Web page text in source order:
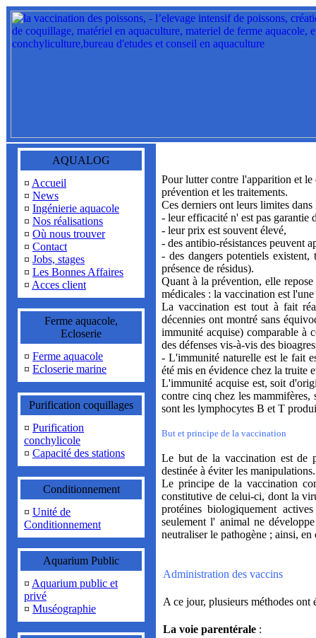
AQUALOG
¤ Accueil
¤ News
¤ Ingénierie aquacole
¤ Nos réalisations
¤ Où nous trouver
¤ Contact
¤ Jobs, stages
¤ Les Bonnes Affaires
¤ Acces client
Ferme aquacole,
Ecloserie
¤ Ferme aquacole
¤ Ecloserie marine
Purification coquillages
¤ Purification
conchylicole
¤ Capacité des stations
Conditionnement
¤ Unité de
Conditionnement
Aquarium Public
¤ Aquarium public et
privé
¤ Muséographie
Pour lutter contre l'apparition et le
prévention et les traitements.
Ces derniers ont leurs limites dans
- leur efficacité n' est pas garantie
- leur prix est souvent élevé,
- des antibio-résistances peuvent
- des dangers potentiels
présence de résidus).
Quant à la prévention, elle
médicales : la vaccination est l'une
La vaccination est tout à fait
décennies ont montré sans
immunité acquise) comparable à
des défenses vis-à-vis des
- L'immunité naturelle est le fait
été mis en évidence chez la truite
L'immunité acquise est, soit
contre cinq chez les mammifères,
sont les lymphocytes B et T
But et principe de la vaccination
Le but de la vaccination est de
destinée à éviter les manipulations.
Le principe de la vaccination
constitutive de celui-ci, dont la
protéines biologiquement
seulement l' animal ne
neutraliser le pathogène ; ainsi,
Administration des vaccins
A ce jour, plusieurs méthodes ont
La voie parentérale :